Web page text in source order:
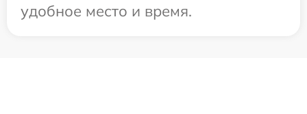
удобное место и время.